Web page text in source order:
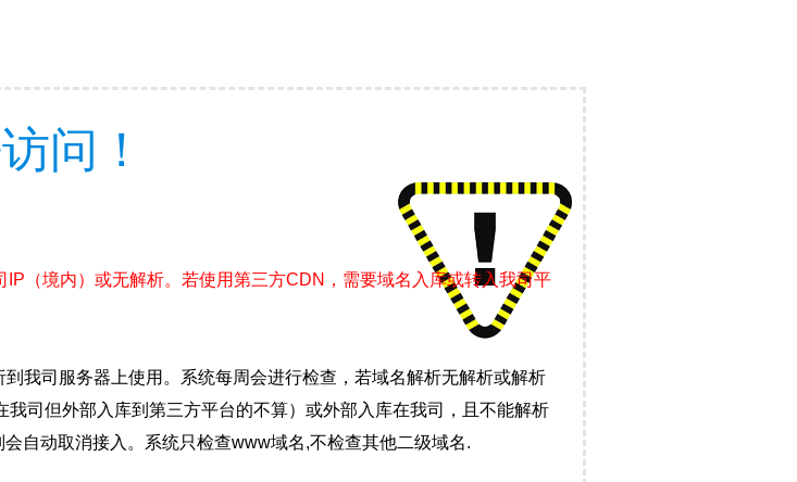
问！
IP（境内）或无解析。若使用第三方CDN，需要域名入库或转入我司平
我司服务器上使用。系统每周会进行检查，若域名解析无解析或解析
司但外部入库到第三方平台的不算）或外部入库在我司，且不能解析
自动取消接入。系统只检查www域名,不检查其他二级域名.